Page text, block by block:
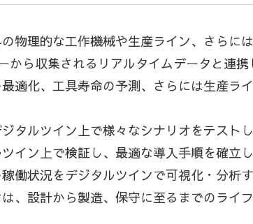
物理的な工作機械や生産ライン、さら
から収集されるリアルタイムデータと連
適化、工具寿命の予測、さらには生産ラ
タルツイン上で様々なシナリオをテス
イン上で検証し、最適な導入手順を確
働状況をデジタルツインで可視化・分析
、設計から製造、保守に至るまでのライ